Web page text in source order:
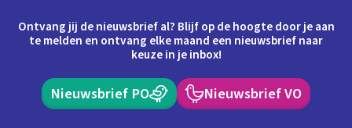
Ontvang jij de nieuwsbrief al? Blijf op de hoogte door je aan
te melden en ontvang elke maand een nieuwsbrief naar
keuze in je inbox!
Nieuwsbrief PO Nieuwsbrief VO